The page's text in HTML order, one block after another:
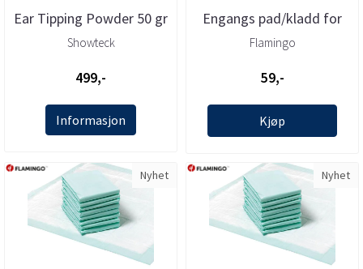
Ear Tipping Powder 50 gr
(ØreLim), Show Tech
Showteck
499,-
Informasjon
Engangs pad/kladd for
hunder (45x35cm) 10 stk,
Flamingo
59,-
Kjøp
Nyhet Nyhet